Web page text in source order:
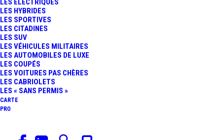
LES ÉLECTRIQUES
LES HYBRIDES
LES SPORTIVES
LES CITADINES
LES SUV
LES VÉHICULES MILITAIRES
LES AUTOMOBILES DE LUXE
LES COUPÉS
LES VOITURES PAS CHÈRES
LES CABRIOLETS
LES « SANS PERMIS »
CARTE
PRO
Trop souvent, les préparateurs